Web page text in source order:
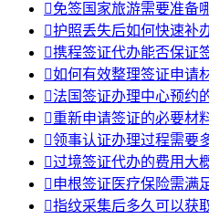
免签国家旅游需要准备
护照丢失后如何快速补
携程签证代办能否保证
如何有效整理签证申请
法国签证办理中心预约
重新申请签证的必要材
领事认证办理过程需要
过境签证代办的费用大
申根签证医疗保险需满
指纹采集后多久可以获